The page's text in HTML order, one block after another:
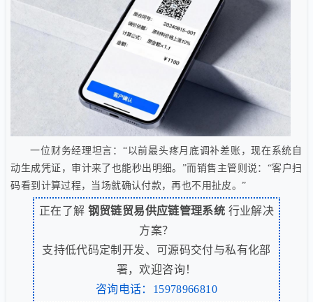
一位财务经理坦言：“以前最头疼月底调补差账，现在系统自
动生成凭证，审计来了也能秒出明细。”而销售主管则说：“客户扫
码看到计算过程，当场就确认付款，再也不用扯皮。”
正在了解 钢贸链贸易供应链管理系统 行业解决
方案？
支持低代码定制开发、可源码交付与私有化部
署，欢迎咨询！
咨询电话：15978966810